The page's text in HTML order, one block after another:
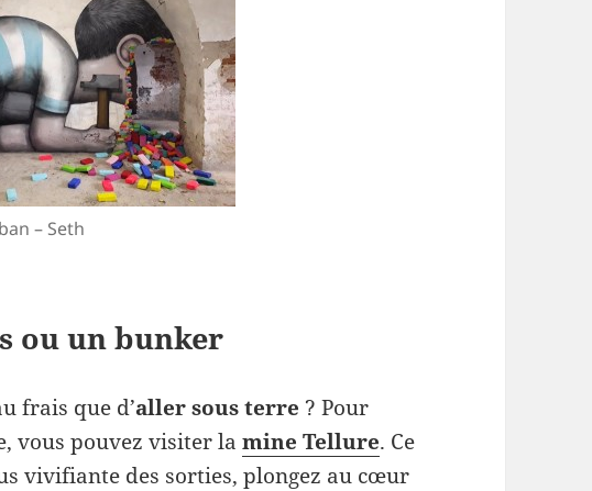
– Seth
ou un bunker
frais que d’aller sous terre ? Pour
vous pouvez visiter lamine Tellure. Ce
vivifiante des sorties, plongez au cœur